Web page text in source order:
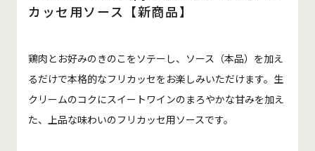
カッセ用ソース【新商品】
鶏肉とお好みのきのこをソテーし、ソース（本品）を加え
るだけで本格的なフリカッセをお楽しみいただけます。生
クリームのコクにスイートワインのまろやかな甘みを加え
た、上品な味わいのフリカッセ用ソースです。